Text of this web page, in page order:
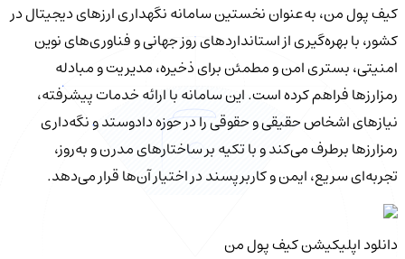
کیف‌ پول من، به‌عنوان نخستین سامانه نگهداری ارزهای دیجیتال در
کشور، با بهره‌گیری از استانداردهای روز جهانی و فناوری‌های نوین
امنیتی، بستری امن و مطمئن برای ذخیره، مدیریت و مبادله
رمزارزها فراهم کرده است. این سامانه با ارائه خدمات پیشرفته،
نیازهای اشخاص حقیقی و حقوقی را در حوزه دادوستد و نگه‌داری
رمزارزها برطرف می‌کند و با تکیه بر ساختارهای مدرن و به‌روز،
تجربه‌ای سریع، ایمن و کاربرپسند در اختیار آن‌ها قرار می‌دهد.
دانلود اپلیکیشن کیف‌ پول من